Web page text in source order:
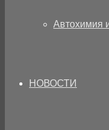
Автохимия
НОВОСТИ